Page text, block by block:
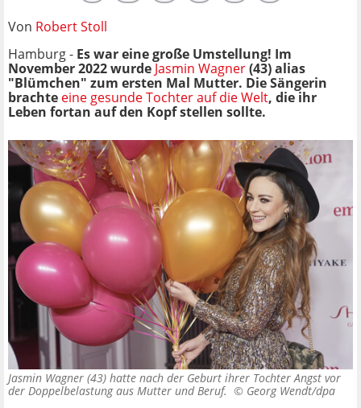
Von Robert Stoll
Hamburg - Es war eine große Umstellung! Im
November 2022 wurde Jasmin Wagner(43) alias
"Blümchen" zum ersten Mal Mutter. Die Sängerin
brachte eine gesunde Tochter auf die Welt, die ihr
Leben fortan auf den Kopf stellen sollte.
Jasmin Wagner (43) hatte nach der Geburt ihrer Tochter Angst vor
der Doppelbelastung aus Mutter und Beruf. © Georg Wendt/dpa